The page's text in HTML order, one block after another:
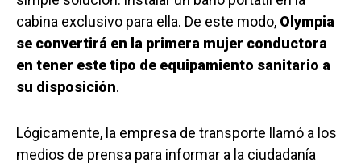
cabina exclusivo para ella. De este modo, Olympia
se convertirá en la primera mujer conductora
en tener este tipo de equipamiento sanitario a
su disposición.
Lógicamente, la empresa de transporte llamó a los
medios de prensa para informar a la ciudadanía